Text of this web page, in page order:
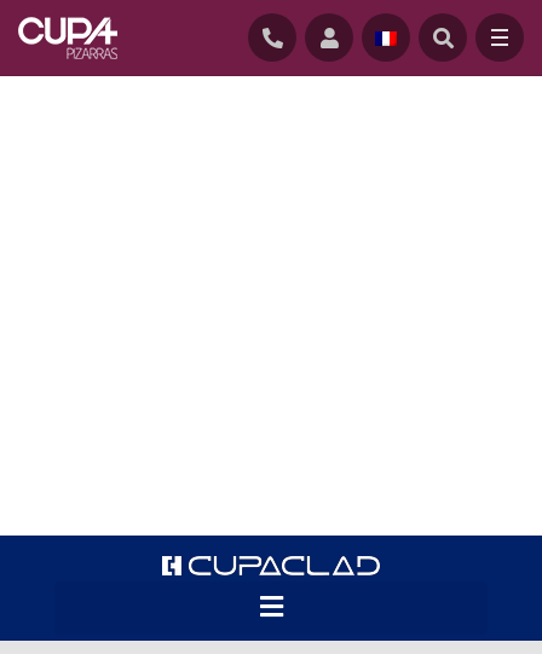
Le système CUPACLAD® 101
RANDOM révolutionne l’installation de